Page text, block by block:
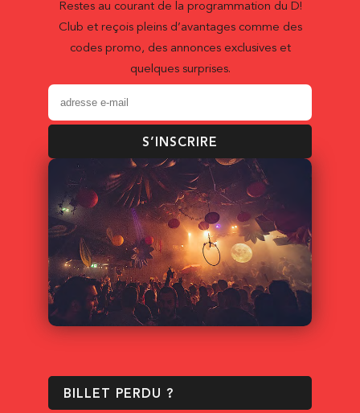
Restes au courant de la programmation du D!
Club et reçois pleins d’avantages comme des
codes promo, des annonces exclusives et
quelques surprises.
S’INSCRIRE
BILLET PERDU ?